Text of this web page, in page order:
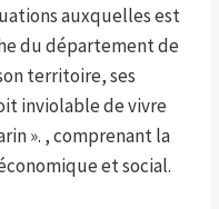
auxquelles est
du département de
territoire, ses
inviolable de vivre
». , comprenant la
et social.